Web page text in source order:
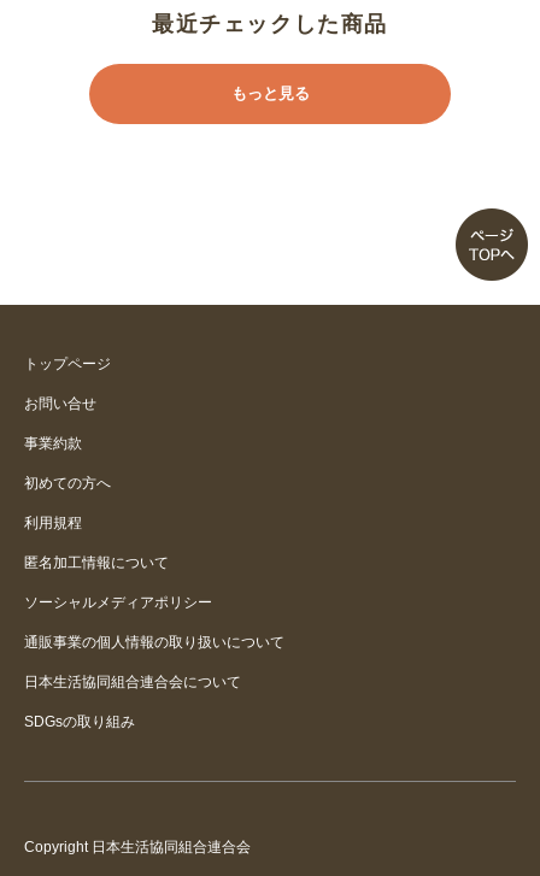
ごつい感じがします。
ウォーキングがらくらく
とても履きやすい私の足にピッタ
リの靴でした。
最近チェックした商品
もっと見る
トップページ
お問い合せ
事業約款
初めての方へ
利用規程
匿名加工情報について
ソーシャルメディアポリシー
通販事業の個人情報の取り扱いについて
日本生活協同組合連合会について
SDGsの取り組み
Copyright 日本生活協同組合連合会